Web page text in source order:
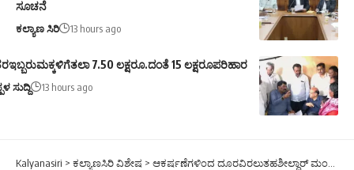
ಸೂಚನೆ
ಕಲ್ಯಾಣ ಸಿರಿ 13 hours ago
7.50 ಲಕ್ಷರೂ.ದಂತೆ 15 ಲಕ್ಷರೂಪರಿಹಾರ
ಸುದ್ದಿ 13 hours ago
Kalyanasiri > ಕಲ್ಯಾಣಸಿರಿ ವಿಶೇಷ > ಆಕರ್ಷಣೆಗಳಿಂದ ದೂರವಿರಲುತಹಶೀಲ್ದಾರ್ ಮಂಜುನಾಥ ಸಲಹೆ